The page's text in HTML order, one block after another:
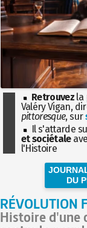
Retrouvez la
Valéry Vigan,
pittoresque, sur
Il s'attarde
et sociétale
l'Histoire
DU
RÉVOLUTION
Histoire d'une